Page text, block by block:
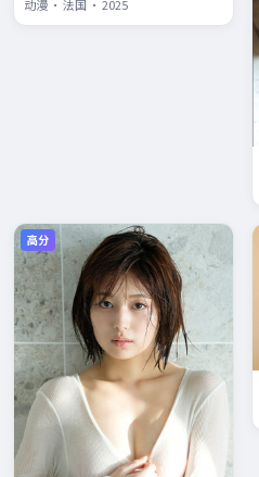
动漫 · 法国 · 2025
高分